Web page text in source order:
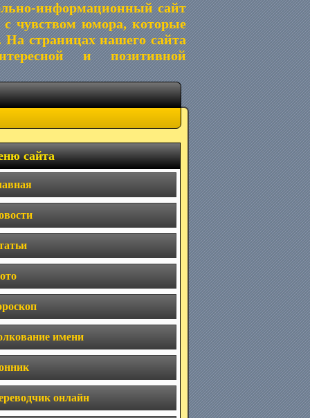
информационный сайт
чувством юмора, которые
страницах нашего сайта
и позитивной
сайта
имени
онлайн